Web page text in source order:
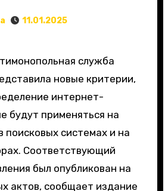
11.01.2025
новые критерии,
интернет-
будут применяться на
поисковых системах и на
Соответствующий
был опубликован на
актов, сообщает издание